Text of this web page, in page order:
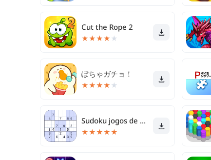
Cut the Rope 2
★★★★ ★
ぽちゃガチョ！
★★★★ ★
Sudoku jogos de quebra-cabeça
★★★★★